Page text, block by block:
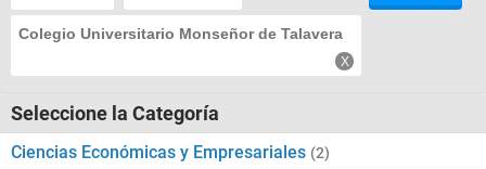
Colegio Universitario Monseñor de Talavera
Seleccione la Categoría
Ciencias Económicas y Empresariales (2)